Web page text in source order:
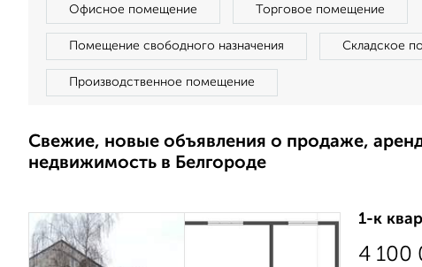
Офисное помещение Торговое помещение
Помещение свободного назначения Складское
Производственное помещение
Свежие, новые объявления о продаже,
недвижимость в Белгороде
1-к
4 100